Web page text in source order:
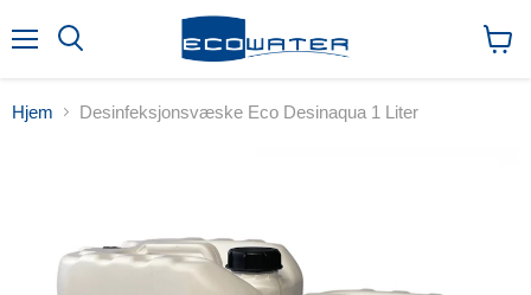
Hjem Desinfeksjonsvæske Eco Desinaqua 1 Liter